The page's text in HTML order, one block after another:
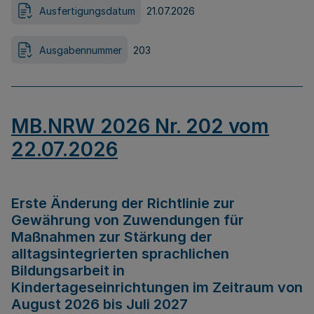
Ausfertigungsdatum 21.07.2026
Ausgabennummer 203
MB.NRW 2026 Nr. 202 vom
22.07.2026
Erste Änderung der Richtlinie zur
Gewährung von Zuwendungen für
Maßnahmen zur Stärkung der
alltagsintegrierten sprachlichen
Bildungsarbeit in
Kindertageseinrichtungen im Zeitraum von
August 2026 bis Juli 2027